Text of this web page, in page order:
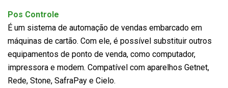
Pos Controle
É um sistema de automação de vendas embarcado em
máquinas de cartão. Com ele, é possível substituir outros
equipamentos de ponto de venda, como computador,
impressora e modem. Compatível com aparelhos Getnet,
Rede, Stone, SafraPay e Cielo.